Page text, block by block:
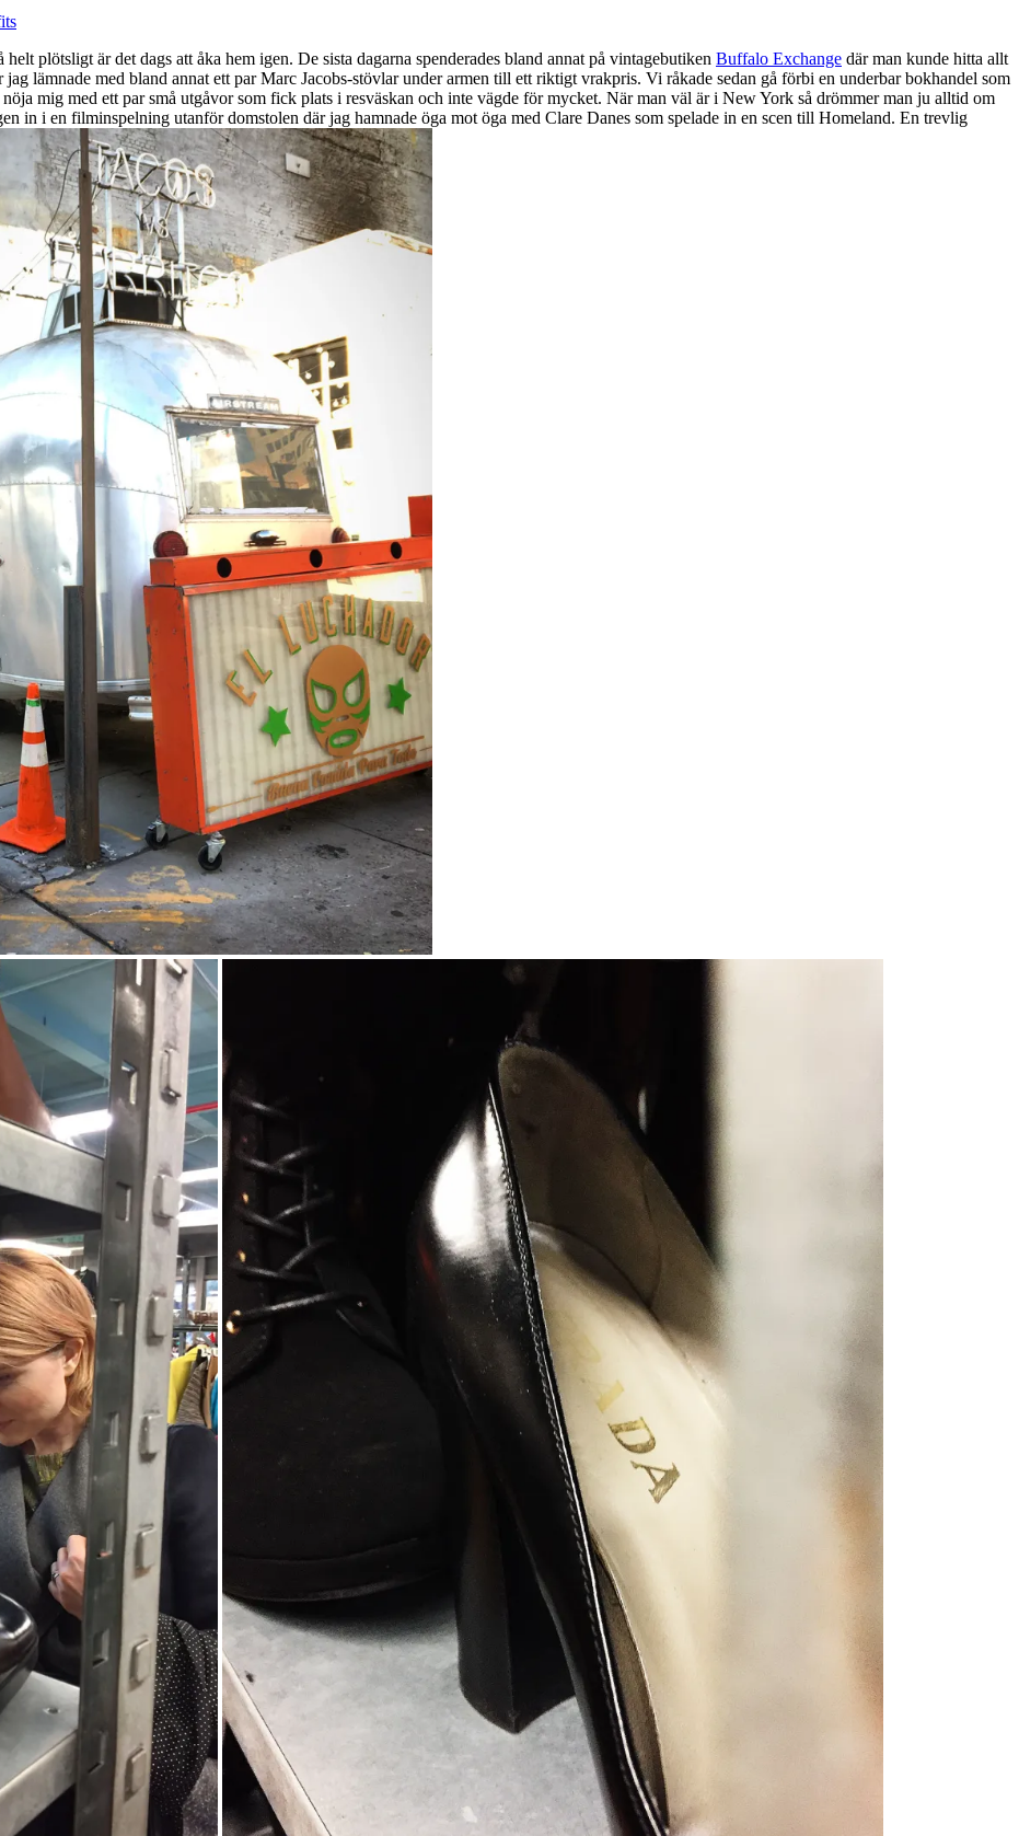
plötsligt är det dags att åka hem igen. De sista dagarna spenderades bland annat på vintagebutiken Buffalo Exchange där man kunde hitta allt
lämnade med bland annat ett par Marc Jacobs-stövlar under armen till ett riktigt vrakpris. Vi råkade sedan gå förbi en underbar bokhandel som
mig med ett par små utgåvor som fick plats i resväskan och inte vägde för mycket. När man väl är i New York så drömmer man ju alltid om
in i en filminspelning utanför domstolen där jag hamnade öga mot öga med Clare Danes som spelade in en scen till Homeland. En trevlig